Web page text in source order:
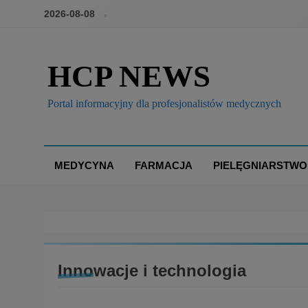
2026-08-08
HCP NEWS
Portal informacyjny dla profesjonalistów medycznych
MEDYCYNA FARMACJA PIELĘGNIARSTWO
Innowacje i technologia